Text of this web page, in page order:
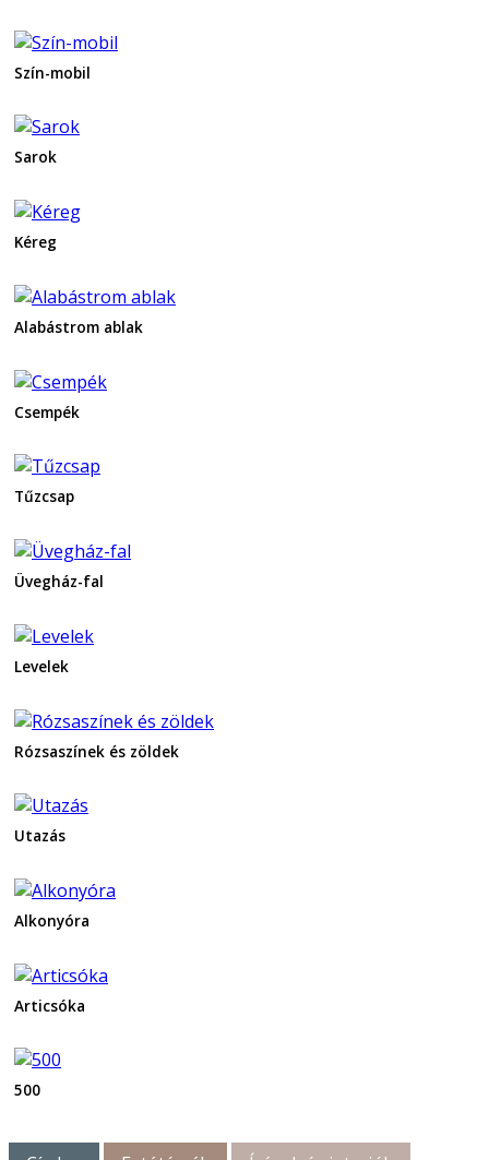
Szín-mobil
Sarok
Kéreg
Alabástrom ablak
Csempék
Tűzcsap
Üvegház-fal
Levelek
Rózsaszínek és zöldek
Utazás
Alkonyóra
Articsóka
500